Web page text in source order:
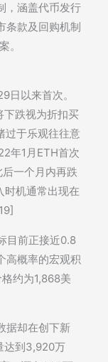
，涵盖代币发行
条款及回购机制
。
日以来首次。
跌视为折扣买
过于乐观往往意
年1月ETH首次
一个月内再跌
机通常出现在
目前正接近0.8
高概率的宏观积
约为1,868美
据却在创下新
达到3,920万